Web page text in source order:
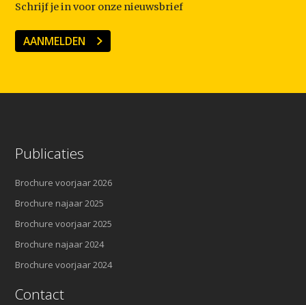
Schrijf je in voor onze nieuwsbrief
AANMELDEN
Publicaties
Brochure voorjaar 2026
Brochure najaar 2025
Brochure voorjaar 2025
Brochure najaar 2024
Brochure voorjaar 2024
Contact